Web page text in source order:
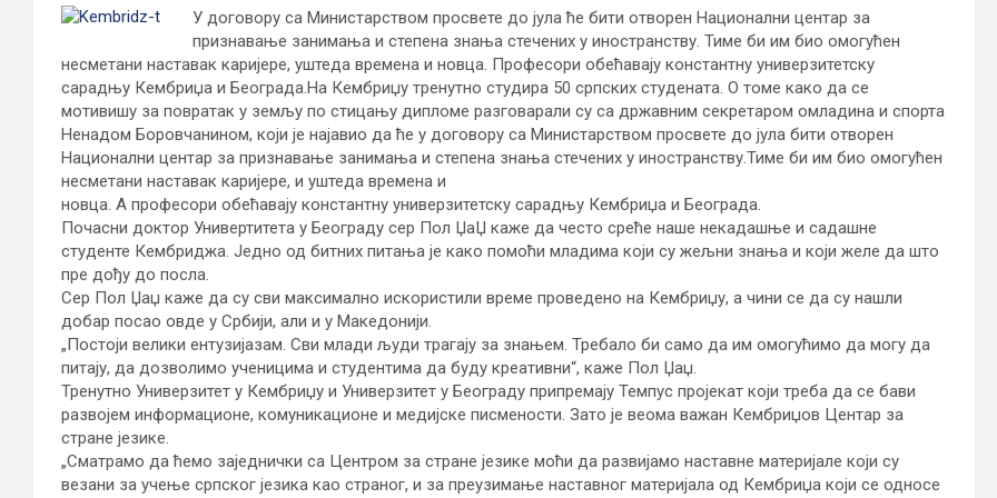
У договору са Министарством просвете до јула ће бити отворен Национални центар за
признавање занимања и степена знања стечених у иностранству. Тиме би им био омогућен
несметани наставак каријере, уштеда времена и новца. Професори обећавају константну универзитетску
сарадњу Кембриџа и Београда.На Кембриџу тренутно студира 50 српских студената. О томе како да се
мотивишу за повратак у земљу по стицању дипломе разговарали су са државним секретаром омладина и спорта
Ненадом Боровчанином, који је најавио да ће у договору са Министарством просвете до јула бити отворен
Национални центар за признавање занимања и степена знања стечених у иностранству.Тиме би им био омогућен
несметани наставак каријере, и уштеда времена и
новца. А професори обећавају константну универзитетску сарадњу Кембриџа и Београда.
Почасни доктор Универтитета у Београду сер Пол ЏаЏ каже да често среће наше некадашње и садашне
студенте Кембриджа. Једно од битних питања је како помоћи младима који су жељни знања и који желе да што
пре дођу до посла.
Сер Пол Џаџ каже да су сви максимално искористили време проведено на Кембриџу, а чини се да су нашли
добар посао овде у Србији, али и у Македонији.
„Постоји велики ентузијазам. Сви млади људи трагају за знањем. Требало би само да им омогућимо да могу да
питају, да дозволимо ученицима и студентима да буду креативни“, каже Пол Џаџ.
Тренутно Универзитет у Кембриџу и Универзитет у Београду припремају Темпус пројекат који треба да се бави
развојем информационе, комуникационе и медијске писмености. Зато је веома важан Кембриџов Центар за
стране језике.
„Сматрамо да ћемо заједнички са Центром за стране језике моћи да развијамо наставне материјале који су
везани за учење српског језика као страног, и за преузимање наставног материјала од Кембриџа који се односе